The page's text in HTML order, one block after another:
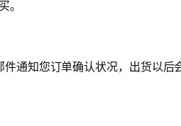
。
通知您订单确认状况，出货以后